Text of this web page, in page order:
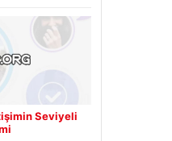
Seviyeli